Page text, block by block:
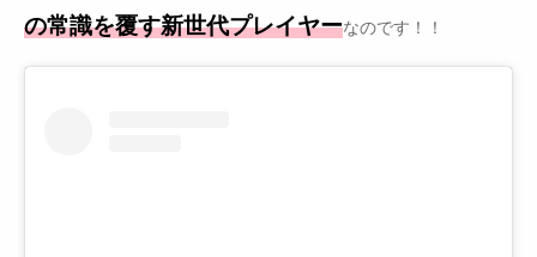
の常識を覆す新世代プレイヤーなのです！！